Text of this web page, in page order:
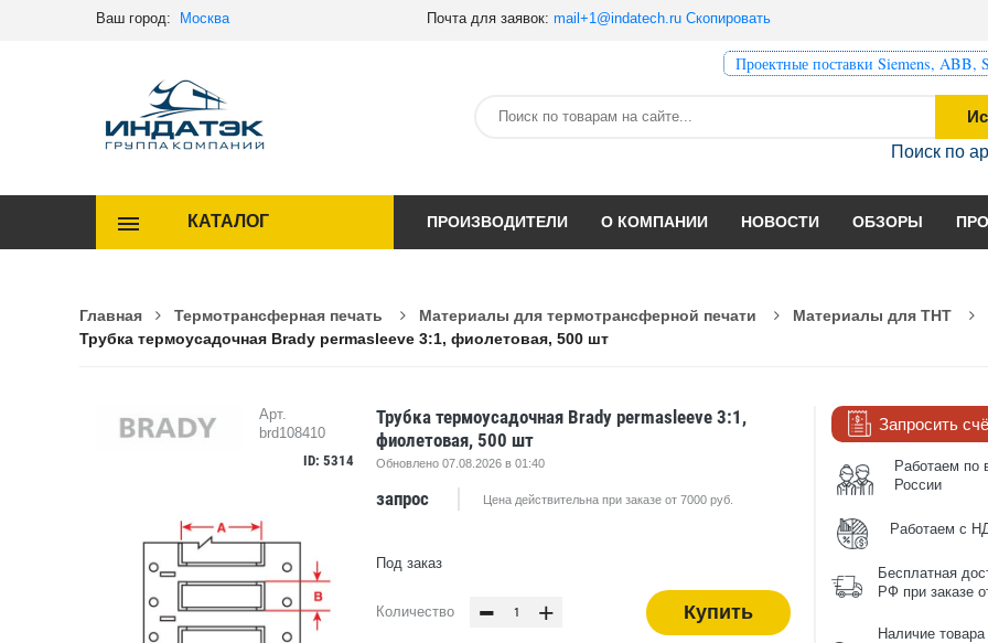
Ваш город: Москва Почта для заявок: mail+1@indatech.ru Скопировать
Проектные поставки Siemens, ABB,
Поиск по
КАТАЛОГ ПРОИЗВОДИТЕЛИ О КОМПАНИИ НОВОСТИ ОБЗОРЫ
Главная Термотрансферная печать Материалы для термотрансферной печати Материалы для THT
Трубка термоусадочная Brady permasleeve 3:1, фиолетовая, 500 шт
Арт.
brd108410
ID: 5314
Трубка термоусадочная Brady permasleeve 3:1,
фиолетовая, 500 шт
Обновлено 07.08.2026 в 01:40
запрос Цена действительна при заказе от 7000 руб.
Под заказ
Количество - + Купить
Запросить
Работаем по
России
Работаем с
Бесплатная
РФ при заказе
Наличие товара